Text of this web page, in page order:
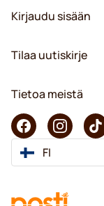
Kirjaudu sisään
Tilaa uutiskirje
Tietoa meistä
FI